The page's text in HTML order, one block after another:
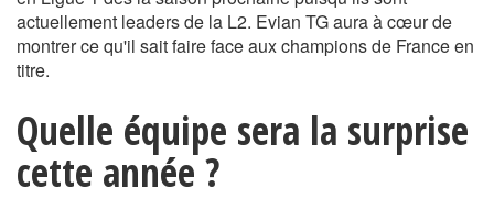
actuellement leaders de la L2. Evian TG aura à cœur de
montrer ce qu'il sait faire face aux champions de France en
titre.
Quelle équipe sera la surprise
cette année ?